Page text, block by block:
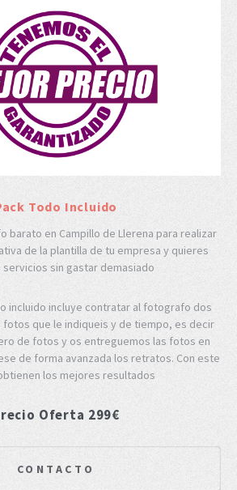
Todo Incluido
barato en Campillo de Llerena para realizar
de la plantilla de tu empresa y quieres
sin gastar demasiado
incluido incluye contratar al fotografo dos
fotos que le indiqueis y de tiempo, es decir
de fotos y os entreguemos las fotos en
de forma avanzada los retratos. Con este
los mejores resultados
Oferta 299€
CONTACTO